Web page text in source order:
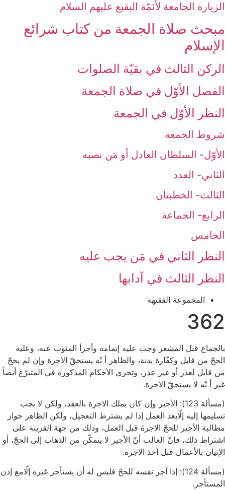
الزيارة الجامعة لأئمّة البقيع عليهم السلام‏
مبحث‏ صلاة الجمعة من كتاب شرائع
الإسلام‏
الركن الثالث‏ في بقيّة الصلوات‏
الفصل الأوّل ‏في صلاة الجمعة
النظر الأوّل في الجمعة
شروط الجمعة
الأوّل- السلطان العادل أو مَن نصبه‏
الثاني- العدد
الثالث- الخطبتان‏
الرابع- الجماعة
الخامس
النظر الثاني ‏في مَن يجب عليه‏
النظر الثالث ‏في آدابها
المجموعة الفقيهة
362
بالجماع قبل المشعر وجب عليه إتمامه وأجزأ المنوب عنه، وعليه
الحجّ من قابل وكفّارة بدنة، والظاهر أ نّه يستحقّ الاجرة وإن لم يحجّ
من قابل لعذر أو غير عذر، وتجري الأحكام المذكورة في المتبرّع أيضاً
غير أ نّه لا يستحقّ الاجرة.
(مسألة 123): الأجير وإن كان يملك الاجرة بالعقد، ولكن لا يجب
تسليمها إليه إلّابعد العمل إذا لم يشترط التعجيل، ولكن الظاهر جواز
مطالبة الأجير للحجّ الاجرةَ قبل العمل، وذلك من جهة القرينة على
اشتراط ذلك، فإنّ الغالب أنّ الأجير لا يتمكّن من الذهاب إلى الحجّ، أو
الإتيان بالأعمال قبل أخذ الاجرة.
(مسألة 124): إذا آجر نفسه للحجّ فليس له أن يستأجر غيره إلّامع إذن
المستأجر.